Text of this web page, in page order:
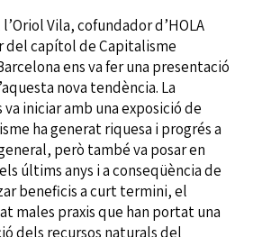
Vila, cofundador d’HOLA
del capítol de Capitalisme
ens va fer una presentació
nova tendència. La
iniciar amb una exposició de
ha generat riquesa i progrés a
però també va posar en
últims anys i a conseqüència de
beneficis a curt termini, el
males praxis que han portat una
dels recursos naturals del